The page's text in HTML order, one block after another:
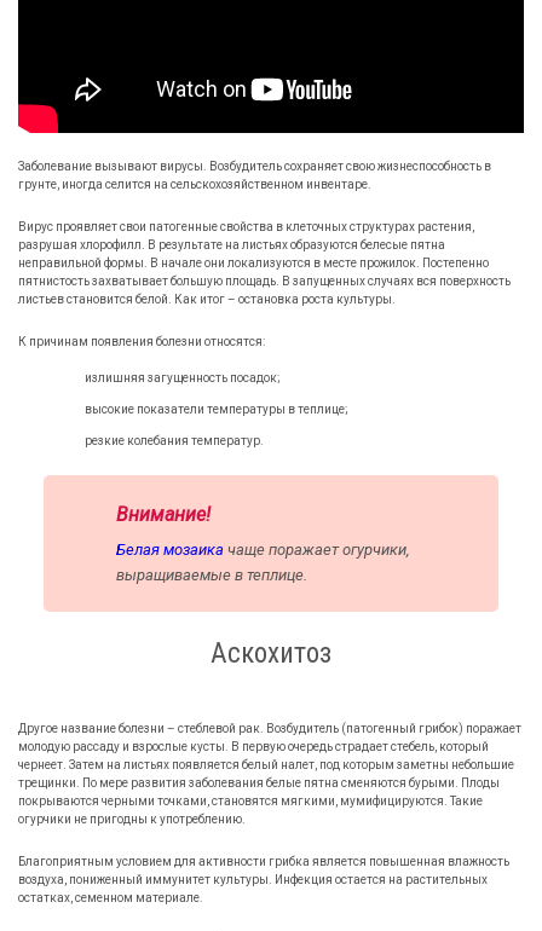
Заболевание вызывают вирусы. Возбудитель сохраняет свою жизнеспособность в
грунте, иногда селится на сельскохозяйственном инвентаре.
Вирус проявляет свои патогенные свойства в клеточных структурах растения,
разрушая хлорофилл. В результате на листьях образуются белесые пятна
неправильной формы. В начале они локализуются в месте прожилок. Постепенно
пятнистость захватывает большую площадь. В запущенных случаях вся поверхность
листьев становится белой. Как итог – остановка роста культуры.
К причинам появления болезни относятся:
излишняя загущенность посадок;
высокие показатели температуры в теплице;
резкие колебания температур.
Внимание!
Белая мозаика чаще поражает огурчики,
выращиваемые в теплице.
Аскохитоз
Другое название болезни – стеблевой рак. Возбудитель (патогенный грибок) поражает
молодую рассаду и взрослые кусты. В первую очередь страдает стебель, который
чернеет. Затем на листьях появляется белый налет, под которым заметны небольшие
трещинки. По мере развития заболевания белые пятна сменяются бурыми. Плоды
покрываются черными точками, становятся мягкими, мумифицируются. Такие
огурчики не пригодны к употреблению.
Благоприятным условием для активности грибка является повышенная влажность
воздуха, пониженный иммунитет культуры. Инфекция остается на растительных
остатках, семенном материале.